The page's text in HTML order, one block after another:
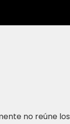
no reúne los